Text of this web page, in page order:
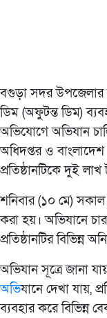
বগুড়া সদর উপজেলার
ডিম (অফুটন্ত ডিম)
অভিযোগে অভিযান
অধিদপ্তর ও
প্রতিষ্ঠানটিকে দুই
শনিবার (১০ মে)
করা হয়। অভিযানে
প্রতিষ্ঠানটির বিভিন্ন
অভিযান সূত্রে জানা
অভিযানে দেখা যায়,
ব্যবহার করে বিভিন্ন